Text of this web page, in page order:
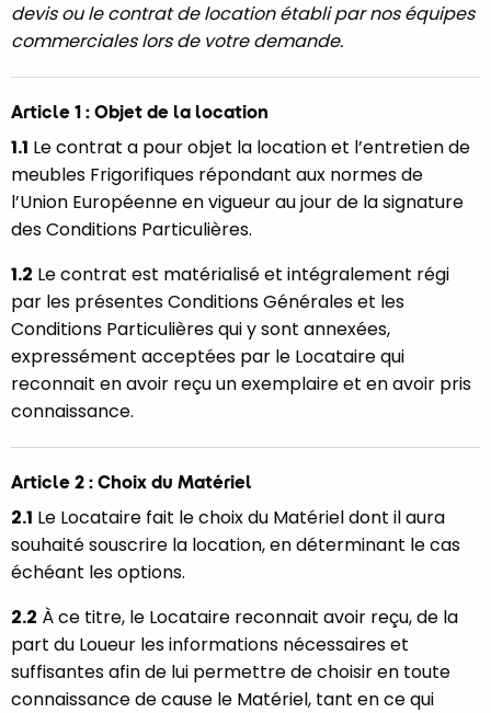
devis ou le contrat de location établi par nos équipes
commerciales lors de votre demande.
Article 1 : Objet de la location
1.1 Le contrat a pour objet la location et l’entretien de
meubles Frigorifiques répondant aux normes de
l’Union Européenne en vigueur au jour de la signature
des Conditions Particulières.
1.2 Le contrat est matérialisé et intégralement régi
par les présentes Conditions Générales et les
Conditions Particulières qui y sont annexées,
expressément acceptées par le Locataire qui
reconnait en avoir reçu un exemplaire et en avoir pris
connaissance.
Article 2 : Choix du Matériel
2.1 Le Locataire fait le choix du Matériel dont il aura
souhaité souscrire la location, en déterminant le cas
échéant les options.
2.2 À ce titre, le Locataire reconnait avoir reçu, de la
part du Loueur les informations nécessaires et
suffisantes afin de lui permettre de choisir en toute
connaissance de cause le Matériel, tant en ce qui